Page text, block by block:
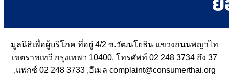
มูลนิธิเพื่อผู้บริโภค ที่อยู่ 4/2 ซ.วัฒนโยธิน แขวงถนนพญาไท
เขตราชเทวี กรุงเทพฯ 10400, โทรศัพท์ 02 248 3734 ถึง 37
,แฟกซ์ 02 248 3733 ,อีเมล complaint@consumerthai.org